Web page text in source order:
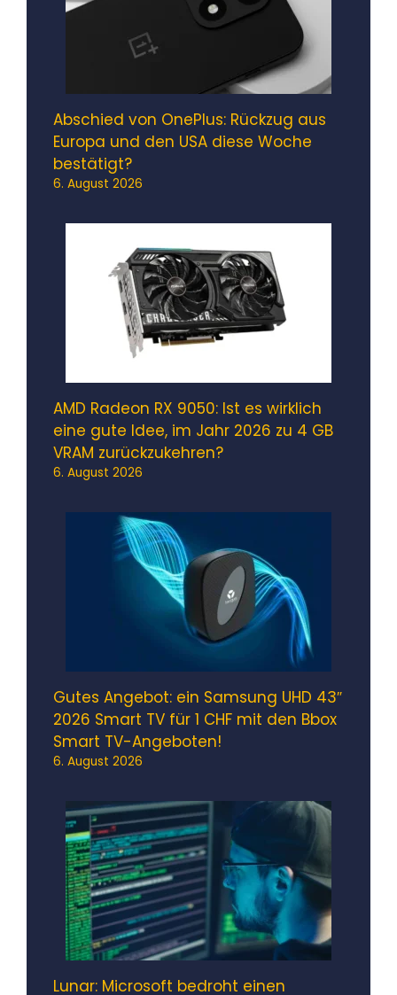
Abschied von OnePlus: Rückzug aus
Europa und den USA diese Woche
bestätigt?
6. August 2026
AMD Radeon RX 9050: Ist es wirklich
eine gute Idee, im Jahr 2026 zu 4 GB
VRAM zurückzukehren?
6. August 2026
Gutes Angebot: ein Samsung UHD 43″
2026 Smart TV für 1 CHF mit den Bbox
Smart TV-Angeboten!
6. August 2026
Lunar: Microsoft bedroht einen